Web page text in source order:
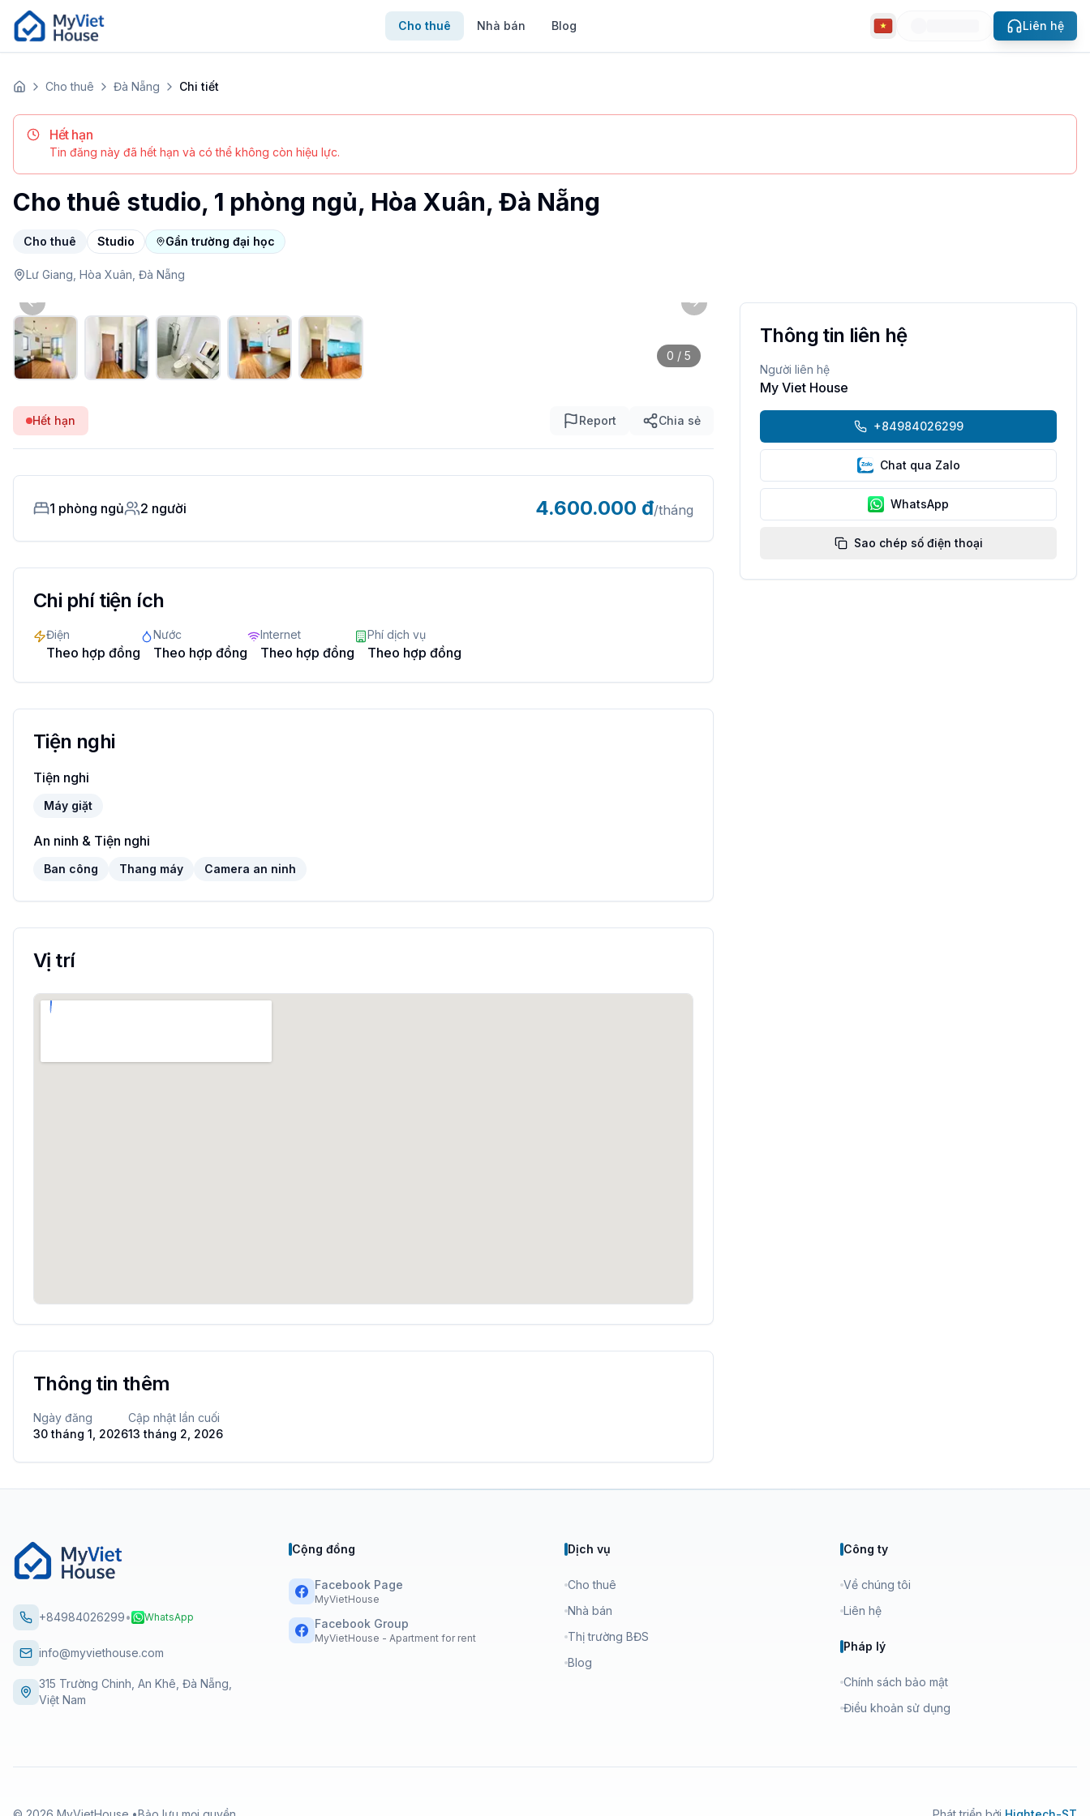
Cho thuê Nhà bán Blog Liên hệ
Trang chủCho thuê Đà Nẵng Chi tiết
Hết hạn
Tin đăng này đã hết hạn và có thể không còn hiệu lực.
Cho thuê studio, 1 phòng ngủ, Hòa Xuân, Đà Nẵng
Cho thuê Studio Gần trường đại học
Lư Giang, Hòa Xuân, Đà Nẵng
Studio (1 phòng ngủ) tại Đà Nẵng, Hòa Xuân. Giá 4.6 triệu/tháng. Đặc điểm: đầy đủ nội thất. Liên hệ ngay qua MyVietHouse.
Previous slide Next slide
0 / 5
Hết hạn Report Chia sẻ
1 phòng ngủ 2 người 4.600.000 đ/tháng
Chi phí tiện ích
Điện
Theo hợp đồng
Nước
Theo hợp đồng
Internet
Theo hợp đồng
Phí dịch vụ
Theo hợp đồng
Tiện nghi
Tiện nghi
Máy giặt
An ninh & Tiện nghi
Ban công Thang máy Camera an ninh
Vị trí
Thông tin thêm
Ngày đăng
30 tháng 1, 2026
Cập nhật lần cuối
13 tháng 2, 2026
Thông tin liên hệ
Người liên hệ
My Viet House
+84984026299
Chat qua Zalo
WhatsApp
Sao chép số điện thoại
+84984026299• WhatsApp
info@myviethouse.com
315 Trường Chinh, An Khê, Đà Nẵng,
Việt Nam
Cộng đồng
Facebook Page
MyVietHouse
Facebook Group
MyVietHouse - Apartment for rent
Dịch vụ
Cho thuê
Nhà bán
Thị trường BĐS
Blog
Công ty
Về chúng tôi
Liên hệ
Pháp lý
Chính sách bảo mật
Điều khoản sử dụng